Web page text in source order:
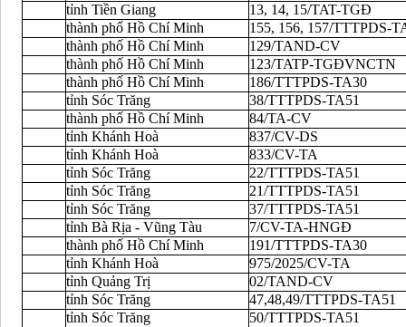
tỉnh Tiền Giang
13, 14, 15/TAT-TGĐ
thành phố Hồ Chí Minh
155, 156, 157/TTTPDS-
thành phố Hồ Chí Minh
129/TAND-CV
thành phố Hồ Chí Minh
123/TATP-TGĐVNCTN
thành phố Hồ Chí Minh
186/TTTPDS-TA30
tỉnh Sóc Trăng
38/TTTPDS-TA51
thành phố Hồ Chí Minh
84/TA-CV
tỉnh Khánh Hoà
837/CV-DS
tỉnh Khánh Hoà
833/CV-TA
tỉnh Sóc Trăng
22/TTTPDS-TA51
tỉnh Sóc Trăng
21/TTTPDS-TA51
tỉnh Sóc Trăng
37/TTTPDS-TA51
tỉnh Bà Rịa - Vũng Tàu
7/CV-TA-HNGĐ
thành phố Hồ Chí Minh
191/TTTPDS-TA30
tỉnh Khánh Hoà
975/2025/CV-TA
tỉnh Quảng Trị
02/TAND-CV
tỉnh Sóc Trăng
47,48,49/TTTPDS-TA51
tỉnh Sóc Trăng
50/TTTPDS-TA51